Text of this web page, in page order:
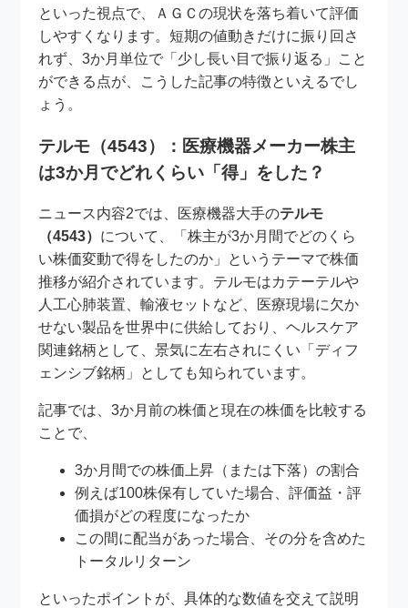
といった視点で、ＡＧＣの現状を落ち着いて評価
しやすくなります。短期の値動きだけに振り回さ
れず、3か月単位で「少し長い目で振り返る」こと
ができる点が、こうした記事の特徴といえるでし
ょう。
テルモ（4543）：医療機器メーカー株主
は3か月でどれくらい「得」をした？
ニュース内容2では、医療機器大手のテルモ
（4543） について、「株主が3か月間でどのくら
い株価変動で得をしたのか」というテーマで株価
推移が紹介されています。テルモはカテーテルや
人工心肺装置、輸液セットなど、医療現場に欠か
せない製品を世界中に供給しており、ヘルスケア
関連銘柄として、景気に左右されにくい「ディフ
ェンシブ銘柄」としても知られています。
記事では、3か月前の株価と現在の株価を比較する
ことで、
3か月間での株価上昇（または下落）の割合
例えば100株保有していた場合、評価益・評
価損がどの程度になったか
この間に配当があった場合、その分を含めた
トータルリターン
といったポイントが、具体的な数値を交えて説明